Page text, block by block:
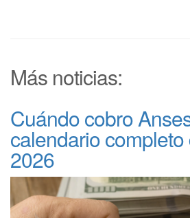
Más noticias:
Cuándo cobro
calendario
2026